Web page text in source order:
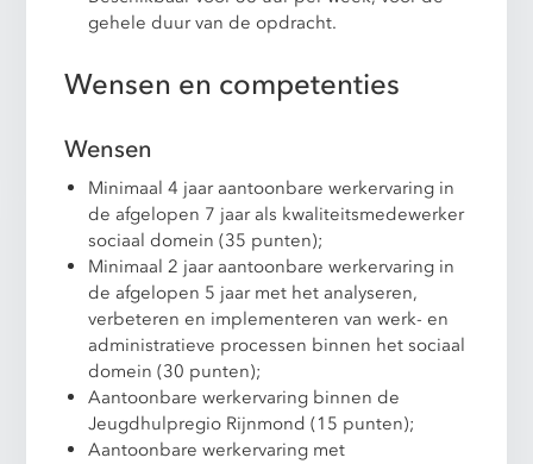
gehele duur van de opdracht.
Wensen en competenties
Wensen
Minimaal 4 jaar aantoonbare werkervaring in
de afgelopen 7 jaar als kwaliteitsmedewerker
sociaal domein (35 punten);
Minimaal 2 jaar aantoonbare werkervaring in
de afgelopen 5 jaar met het analyseren,
verbeteren en implementeren van werk- en
administratieve processen binnen het sociaal
domein (30 punten);
Aantoonbare werkervaring binnen de
Jeugdhulpregio Rijnmond (15 punten);
Aantoonbare werkervaring met